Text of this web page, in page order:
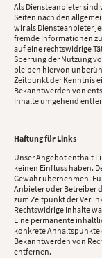
Als Diensteanbieter sind
Seiten nach den
wir als Diensteanbieter
fremde Informationen
auf eine rechtswidrige
Sperrung der Nutzung
bleiben hiervon
Zeitpunkt der Kenntnis
Bekanntwerden von
Inhalte umgehend
Haftung für Links
Unser Angebot enthält
keinen Einfluss haben.
Gewähr übernehmen.
Anbieter oder Betreiber
zum Zeitpunkt der
Rechtswidrige Inhalte
Eine permanente
konkrete Anhaltspunkte
Bekanntwerden von
entfernen.